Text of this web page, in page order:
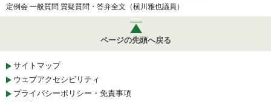
定例会 一般質問 質疑質問・答弁全文（横川雅也議員）
ページの先頭へ戻る
サイトマップ
ウェブアクセシビリティ
プライバシーポリシー・免責事項